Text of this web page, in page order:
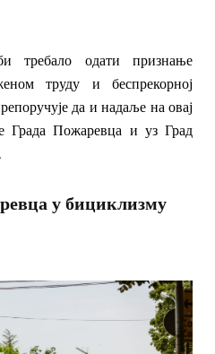
требало одати признање
труду и беспрекорној
да и надаље на овај
Града Пожаревца и уз Град
у бициклизму